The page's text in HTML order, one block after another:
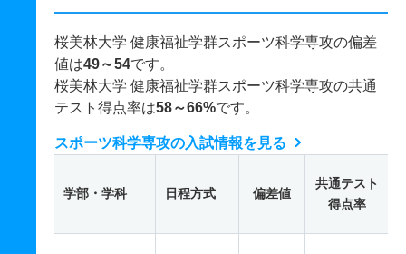
桜美林大学 健康福祉学群スポーツ科学専攻の偏差
値は49～54です。
桜美林大学 健康福祉学群スポーツ科学専攻の共通
テスト得点率は58～66%です。
スポーツ科学専攻の入試情報を見る
学部・学科 日程方式 偏差値
共通テスト
得点率